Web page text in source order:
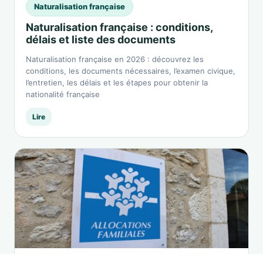
Naturalisation française
Naturalisation française : conditions,
délais et liste des documents
Naturalisation française en 2026 : découvrez les
conditions, les documents nécessaires, l’examen civique,
l’entretien, les délais et les étapes pour obtenir la
nationalité française
Lire